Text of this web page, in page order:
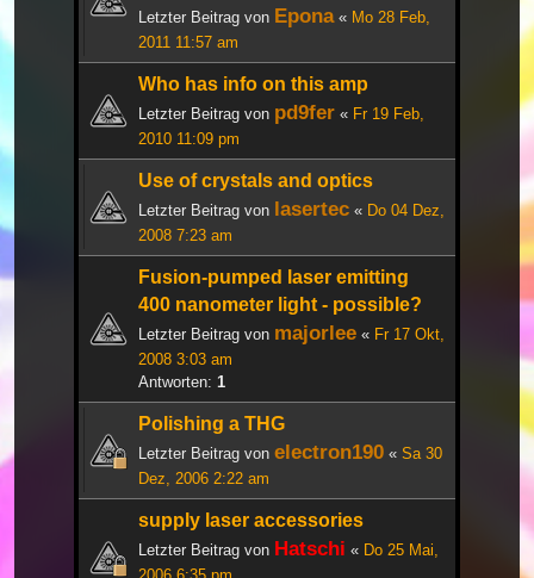
Letzter Beitrag von Epona« Mo 28 Feb,
2011 11:57 am
Who has info on this amp
Letzter Beitrag von pd9fer « Fr 19 Feb,
2010 11:09 pm
Use of crystals and optics
Letzter Beitrag von lasertec « Do 04 Dez,
2008 7:23 am
Fusion-pumped laser emitting
400 nanometer light - possible?
Letzter Beitrag von majorlee « Fr 17 Okt,
2008 3:03 am
Antworten: 1
Polishing a THG
Letzter Beitrag von electron190 « Sa 30
Dez, 2006 2:22 am
supply laser accessories
Letzter Beitrag von Hatschi « Do 25 Mai,